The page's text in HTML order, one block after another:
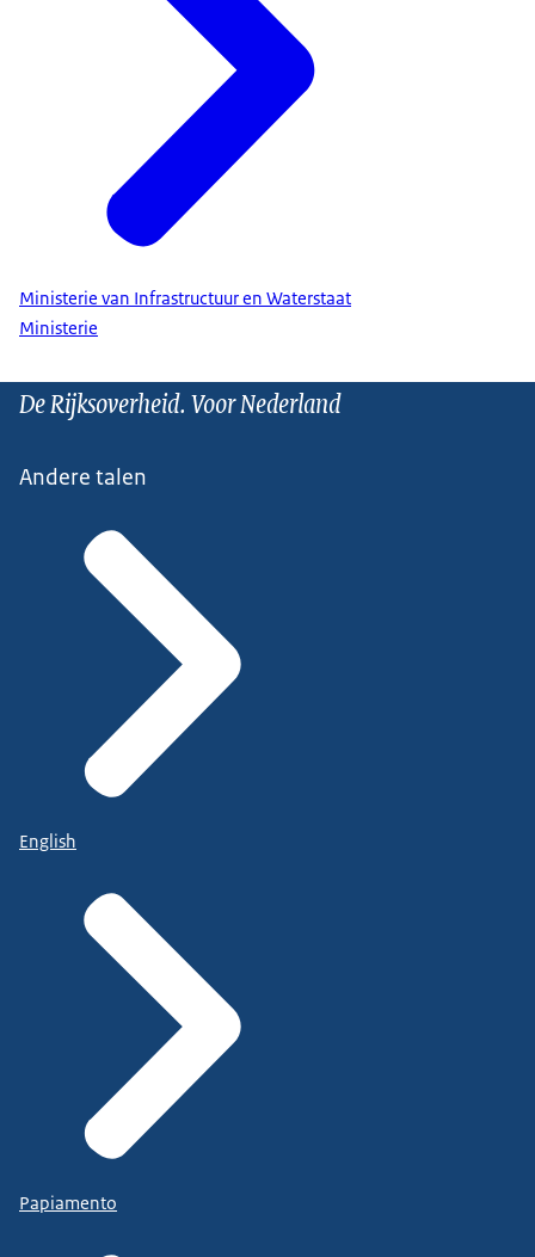
Ministerie van Infrastructuur en Waterstaat
Ministerie
De Rijksoverheid. Voor Nederland
Andere talen
English
Papiamento